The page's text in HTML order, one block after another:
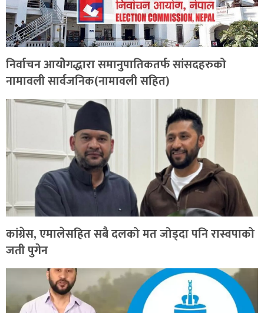
निर्वाचन आयोेगद्धारा समानुपातिकतर्फ सांसदहरुको
नामावली सार्वजनिक(नामावली सहित)
कांग्रेस, एमालेसहित सबै दलको मत जोड्दा पनि रास्वपाको
जती पुगेन